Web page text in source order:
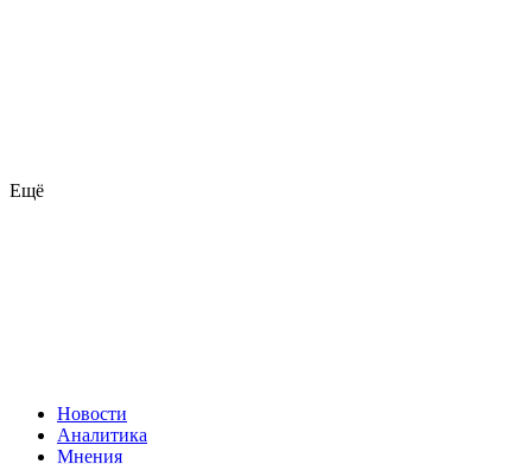
Ещё
Новости
Аналитика
Мнения